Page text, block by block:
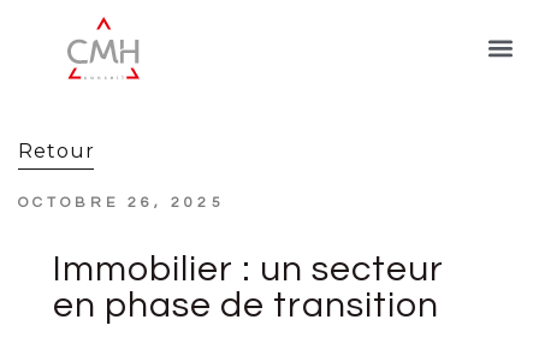
Retour
OCTOBRE 26, 2025
Immobilier : un secteur
en phase de transition